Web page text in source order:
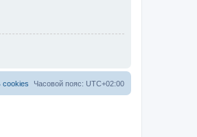
Часовой пояс: UTC+02:00
cookies